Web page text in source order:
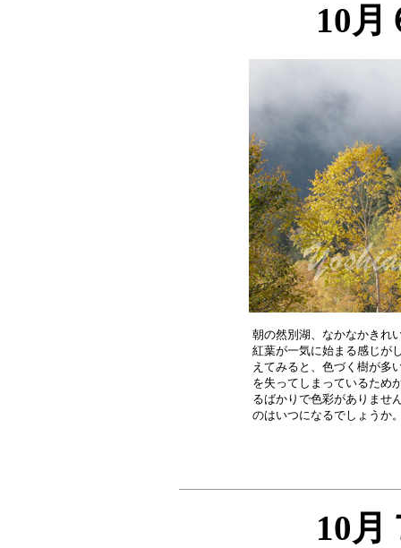
10月
朝の然別湖、なかなかきれ
紅葉が一気に始まる感じが
えてみると、色づく樹が多
を失ってしまっているため
るばかりで色彩がありませ
10月